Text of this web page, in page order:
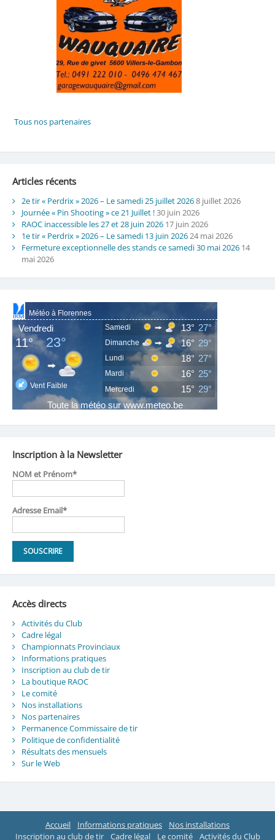
Tous nos partenaires
Articles récents
2e tir « Perdrix » 2026 – Le samedi 25 juillet 20268 juillet 2026
Journée « Pin Shooting » ce 21 Juillet !30 juin 2026
RAOC inaccessible les 27 et 28 juin 2026 17 juin 2026
1e tir « Perdrix » 2026 – Le samedi 13 juin 202624 mai 2026
Fermeture exceptionnelle des stands ce samedi 30 mai 2026 14
mai 2026
Inscription à la Newsletter
NOM et Prénom*
Adresse Email*
Accès directs
Activités du Club
Cadre légal
Championnats Provinciaux
Informations pratiques
Inscription au club de tir
La boutique RAOC
Le comité
Nos installations
Nos partenaires
Permanence Commissaire de tir
Politique de confidentialité
Résultats des mensuels
Sur le Web
Accueil Informations pratiques
Nos installations
Inscription au club de tir
Cadre légal Le comité Activités du Club